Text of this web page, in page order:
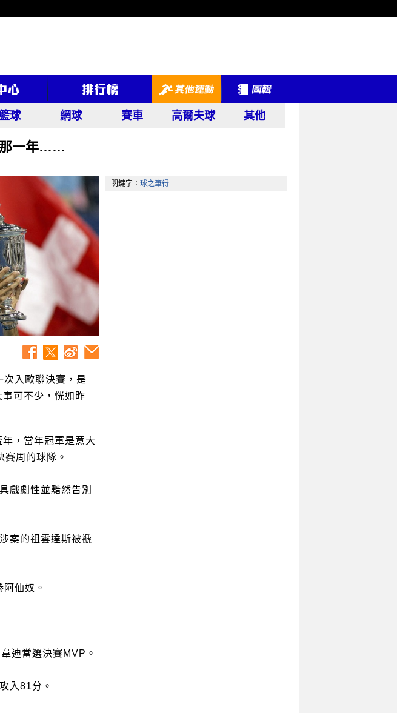
球 網球 賽車 高爾夫球 其他
那一年……
次入歐聯決賽，是
可不少，恍如昨
，當年冠軍是意大
周的球隊。
戲劇性並黯然告別
案的祖雲達斯被褫
仙奴。
迪當選決賽MVP。
入81分。
關鍵字： 球之筆得